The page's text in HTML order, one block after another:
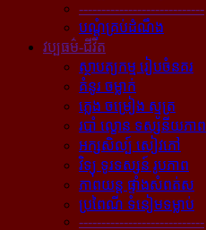
----------------------------
បណ្ដុំគ្រប់ដំណឹង
វប្បធម៌-ជីវិត
ស្ថាបត្យកម្ម រៀបចំនគរ
គំនូរ ចម្លាក់
ភ្លេង ចម្រៀង ស្មូត្រ
របាំ ល្ខោន ទស្សនីយភាព
អក្សសិល្ប៍ សៀវភៅ
វិទ្យុ ទូរទស្សន៍ រូបភាព
ភាពយន្ដ ផ្ទាំងសំពត់ស
ប្រពៃណី ទំនៀមទម្លាប់
----------------------------